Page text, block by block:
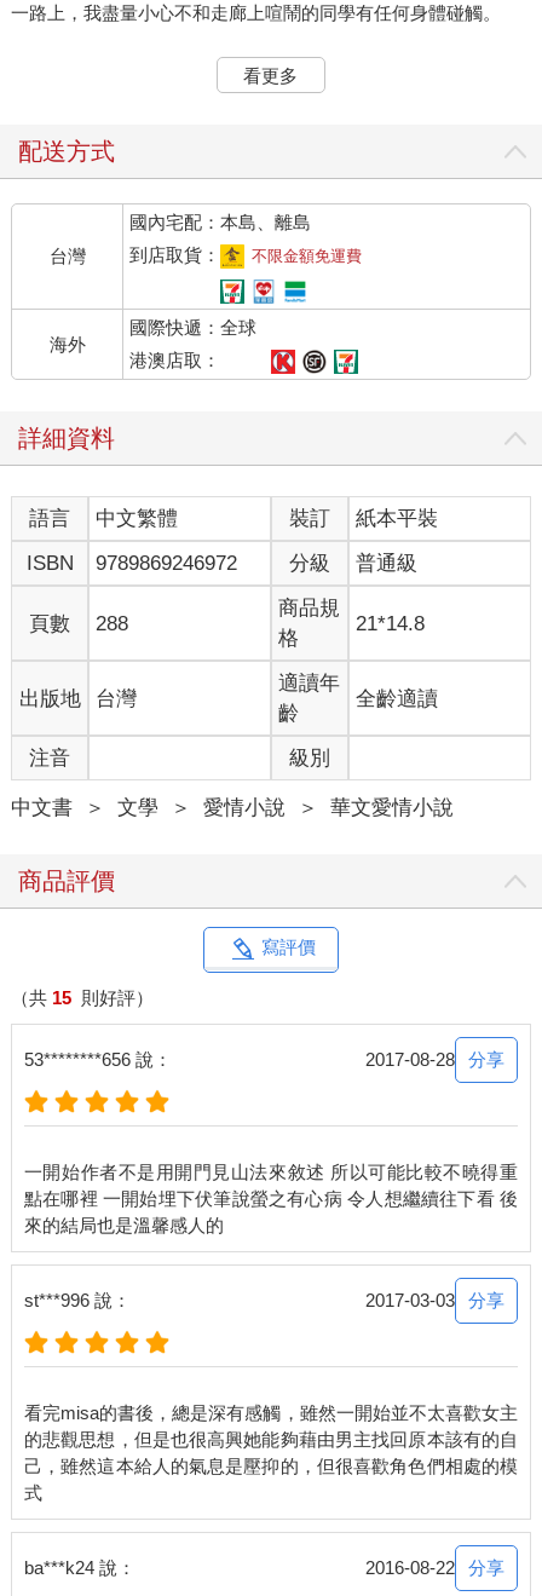
一路上，我盡量小心不和走廊上喧鬧的同學有任何身體碰觸。
一進到洗手間就立刻走向洗手台，擠了一大坨洗手乳，仔細將手
指清洗乾淨，連指間的縫隙都不放過，我用指甲使勁刮著掌心，
燙，才轉身回教室。
我拉了拉長及手腕的衣袖，凝視桌上的筆記本，不願意再次觸
「螢之，妳抄完筆記了嗎？」成悅拿著剛買回來的茶葉蛋坐到我
旁邊，隔著塑膠袋將茶葉蛋的蛋殼在桌面上敲碎，弄得沙沙作
響。
「我沒抄。」我伸出食指壓著筆記本右下角，推回她面前，原本
井然有序擺在上頭的文具往桌緣滾動。
她眼明手快地抓住快墜落的原子筆，「差點就掉下去了。」
看著她對我攤開的手心，上頭彷彿染上了一團黑。
我屏住呼吸，才緩緩接過她手中的筆，放進筆袋裡，「謝了。」
「幹麼不抄？妳上堂課不是請假沒來，我筆記寫得很詳細呢。」
她隔著塑膠袋將蛋殼剝乾淨，接著把蛋白與蛋黃分離。
「……妳用自動筆。」我老實說。
成悅轉了轉眼珠，將微微自然卷的頭髮往另一邊撥去，才忽然會
癖又犯了啊？」
她忽然伸手想要碰我的手臂，那瞬間，我瑟縮了一下。
「還說沒有。」成悅皺起眉毛。
「我也不是在抱怨啦。」她豪邁地將蛋白塞進嘴裡，卻差點噎
「我這不是潔癖。」我小聲地說。
「如果不是潔癖，就是輕微的社交恐懼症，可是我覺得妳這還是
算潔癖。」成悅聳聳肩，「不過跟大一比起來，現在好多了啦！
我沒有多作解釋，只是盡量讓唇瓣勾起一彎弧度。
成悅以為我不抄筆記的原因是潔癖又犯了，所以不想碰別人的東
西，尤其她筆記本上的自動鉛筆字跡容易弄髒我的手。
但是，不是的，不是因為這樣。
趁老師還沒進教室，成悅忙著滑動手機，忽然，她將螢幕轉到我
面前說：「妳這學期是不是有選社會學系的課？」
看更多
配送方式
台灣
國內宅配：本島、離島
到店取貨：
不限金額免運費
海外
國際快遞：全球
港澳店取：
詳細資料
語言 中文繁體 裝訂
紙本平裝
ISBN
9789869246972 分級 普通級
頁數 288
商品規
格
21*14.8
出版地 台灣
適讀年
齡
全齡適讀
注音 級別
中文書 ＞ 文學 ＞ 愛情小說 ＞ 華文愛情小說
商品評價
寫評價
（共 15 則好評）
53********656 說： 2017-08-28 分享
一開始作者不是用開門見山法來敘述 所以可能比較不曉得重
點在哪裡 一開始埋下伏筆說螢之有心病 令人想繼續往下看 後
st***996 說： 2017-03-03 分享
看完misa的書後，總是深有感觸，雖然一開始並不太喜歡女主
的悲觀思想，但是也很高興她能夠藉由男主找回原本該有的自
己，雖然這本給人的氣息是壓抑的，但很喜歡角色們相處的模
式
ba***k24 說： 2016-08-22 分享